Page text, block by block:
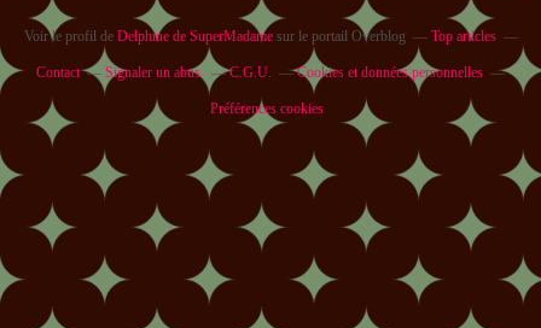
Voir le profil de Delphine de SuperMadamesur le portail Overblog Top articles
Contact Signaler un abus C.G.U. Cookies et données personnelles
Préférences cookies